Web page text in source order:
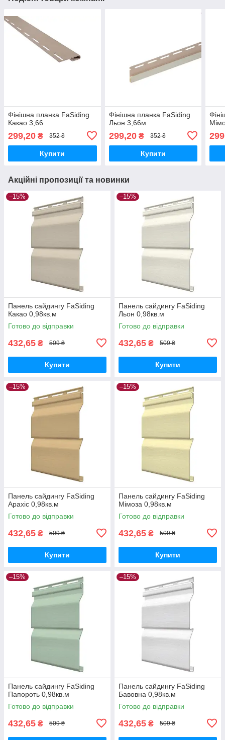
Фінішна планка FaSiding
Какао 3,66
299,20 ₴ 352 ₴
Купити
Фінішна планка FaSiding
Льон 3,66м
299,20₴ 352 ₴
Купити
Акційні пропозиції та новинки
–15%
Панель сайдингу FaSiding
Какао 0,98кв.м
Готово до відправки
432,65 ₴ 509 ₴
Купити
–15%
Панель сайдингу FaSiding
Льон 0,98кв.м
Готово до відправки
432,65 ₴ 509 ₴
Купити
–15%
Панель сайдингу FaSiding
Арахіс 0,98кв.м
Готово до відправки
432,65 ₴ 509 ₴
Купити
–15%
Панель сайдингу FaSiding
Мімоза 0,98кв.м
Готово до відправки
432,65 ₴ 509 ₴
Купити
–15%
Панель сайдингу FaSiding
Папороть 0,98кв.м
Готово до відправки
432,65 ₴ 509 ₴
–15%
Панель сайдингу FaSiding
Бавовна 0,98кв.м
Готово до відправки
432,65 ₴ 509 ₴